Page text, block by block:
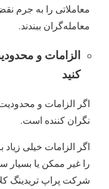
معاملاتی را به جرم
‌‌معامله‌گران ببندند.
الزامات و
کنید
اگر الزامات و
نگران کننده است.
اگر الزامات خیلی
را غیر ممکن یا بسیار
شرکت پراپ تریدینگ